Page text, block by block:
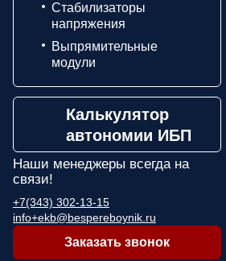
Стабилизаторы
напряжения
Выпрямительные
модули
Калькулятор
автономии ИБП
Наши менеджеры всегда на
связи!
+7(343) 302-13-15
info+ekb@bespereboynik.ru
Заказать звонок